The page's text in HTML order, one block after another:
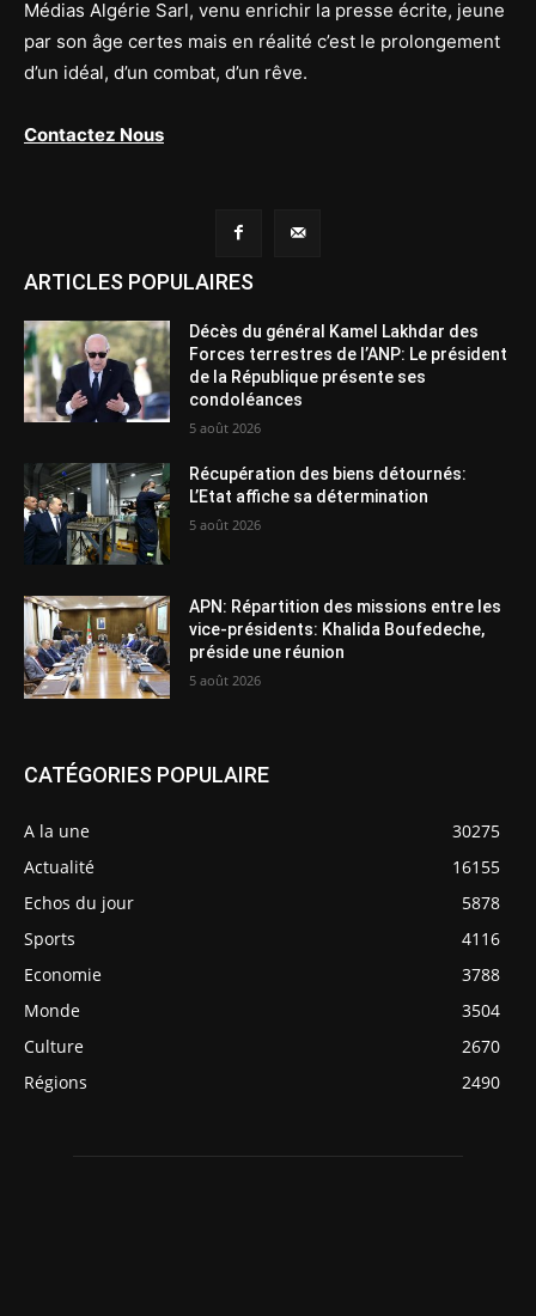
Médias Algérie Sarl, venu enrichir la presse écrite, jeune
par son âge certes mais en réalité c’est le prolongement
d’un idéal, d’un combat, d’un rêve.
Contactez Nous
ARTICLES POPULAIRES
Décès du général Kamel Lakhdar des
Forces terrestres de l’ANP: Le président
de la République présente ses
condoléances
5 août 2026
Récupération des biens détournés:
L’Etat affiche sa détermination
5 août 2026
APN: Répartition des missions entre les
vice-présidents: Khalida Boufedeche,
préside une réunion
5 août 2026
CATÉGORIES POPULAIRE
A la une
30275
Actualité
16155
Echos du jour
5878
Sports
4116
Economie
3788
Monde
3504
Culture
2670
Régions
2490